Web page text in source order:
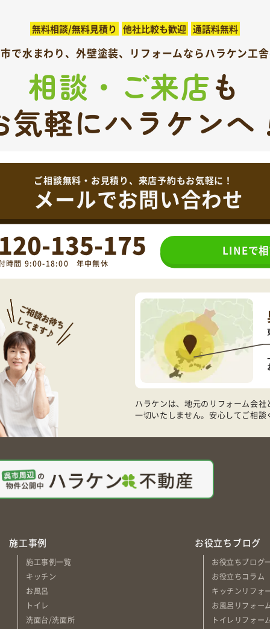
無料相談/無料見積り 他社比較も歓迎 通話料無料
で水まわり、外壁塗装、 リフォームならハラケン工
相談・ご来店も
気軽にハラケンへ
ご相談無料・お見積り、来店予約もお気軽に！
メールでお問い合わせ
135-175
時間 9:00-18:00 年中無休
LINEで
ハラケンは、地元のリフォーム会
一切いたしません。安心してご相談
施工事例
施工事例一覧
キッチン
お風呂
トイレ
洗面台/洗面所
お役立ちブログ
お役立ちブログ
お役立ちコラム
キッチンリフォ
お風呂リフォー
トイレリフォー